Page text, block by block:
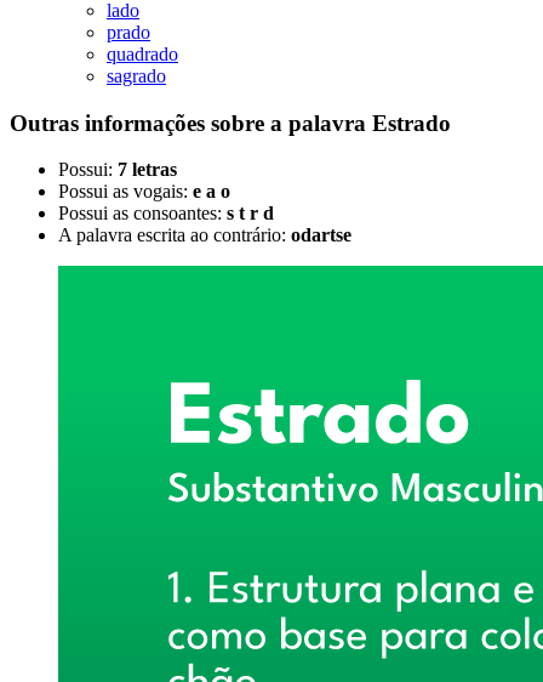
lado
prado
quadrado
sagrado
Outras informações sobre a palavra Estrado
Possui: 7 letras
Possui as vogais: e a o
Possui as consoantes: s t r d
A palavra escrita ao contrário: odartse